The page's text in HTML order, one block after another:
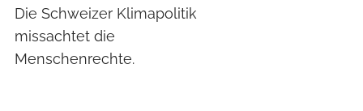
Die Schweizer Klimapolitik
missachtet die
Menschenrechte.